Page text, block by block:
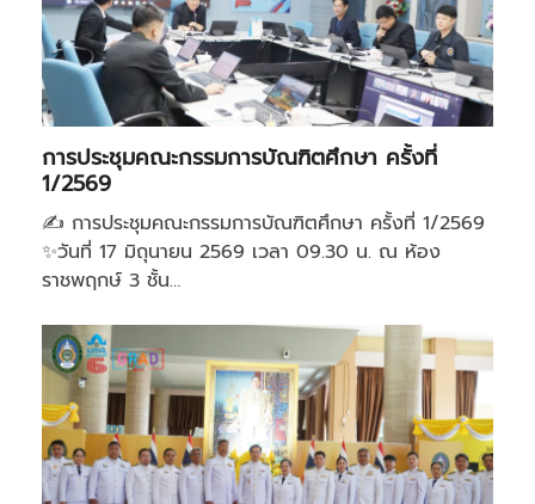
การประชุมคณะกรรมการบัณฑิตศึกษา ครั้งที่
1/2569
✍️ การประชุมคณะกรรมการบัณฑิตศึกษา ครั้งที่ 1/2569
✨วันที่ 17 มิถุนายน 2569 เวลา 09.30 น. ณ ห้อง
ราชพฤกษ์ 3 ชั้น…